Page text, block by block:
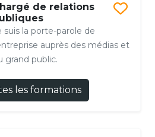
de relations
suis la porte-parole de
auprès des médias et
grand public.
les formations